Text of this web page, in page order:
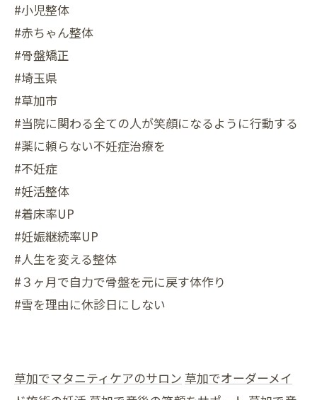
#小児整体
#赤ちゃん整体
#骨盤矯正
#埼玉県
#草加市
#当院に関わる全ての人が笑顔になるように行動する
#薬に頼らない不妊症治療を
#不妊症
#妊活整体
#着床率UP
#妊娠継続率UP
#人生を変える整体
#３ヶ月で自力で骨盤を元に戻す体作り
#雪を理由に休診日にしない
草加でマタニティケアのサロン 草加でオーダーメイ